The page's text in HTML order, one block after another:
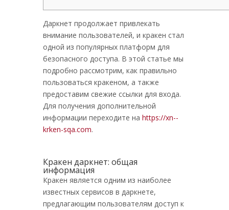
Даркнет продолжает привлекать
внимание пользователей, и кракен стал
одной из популярных платформ для
безопасного доступа. В этой статье мы
подробно рассмотрим, как правильно
пользоваться кракеном, а также
предоставим свежие ссылки для входа.
Для получения дополнительной
информации переходите на https://xn--
krken-sqa.com.
Кракен даркнет: общая
информация
Кракен является одним из наиболее
известных сервисов в даркнете,
предлагающим пользователям доступ к